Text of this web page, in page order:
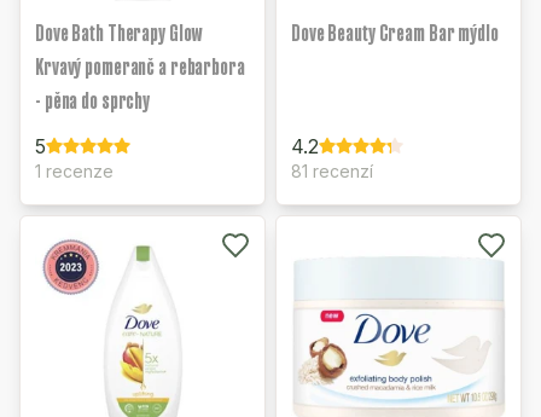
Dove Bath Therapy Glow
Krvavý pomeranč a rebarbora
- pěna do sprchy
5
1 recenze
Dove Beauty Cream Bar mýdlo
4.2
81 recenzí